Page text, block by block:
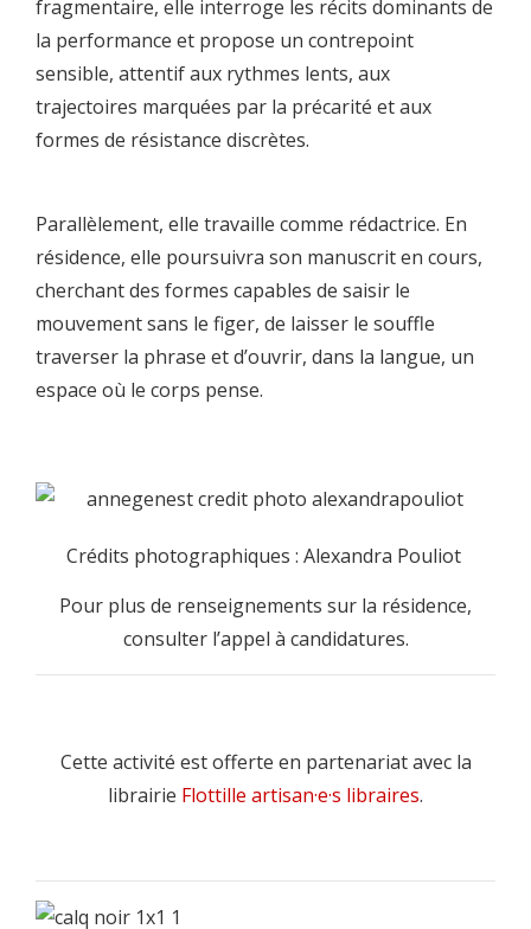
fragmentaire, elle interroge les récits dominants de
la performance et propose un contrepoint
sensible, attentif aux rythmes lents, aux
trajectoires marquées par la précarité et aux
formes de résistance discrètes.
Parallèlement, elle travaille comme rédactrice. En
résidence, elle poursuivra son manuscrit en cours,
cherchant des formes capables de saisir le
mouvement sans le figer, de laisser le souffle
traverser la phrase et d’ouvrir, dans la langue, un
espace où le corps pense.
Crédits photographiques : Alexandra Pouliot
Pour plus de renseignements sur la résidence,
consulter l’appel à candidatures.
Cette activité est offerte en partenariat avec la
librairie Flottille artisan·e·s libraires.